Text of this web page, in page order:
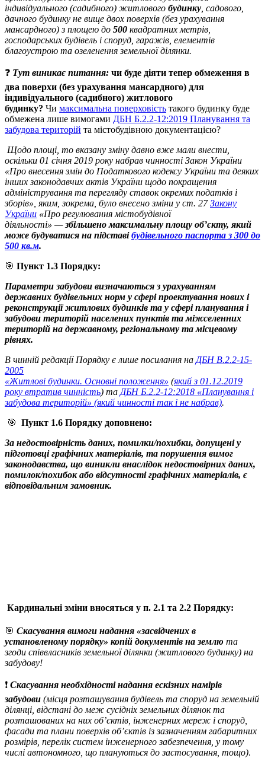
індивідуального (садибного) житлового будинку , садового,
дачного будинку не вище двох поверхів (без урахування
мансардного) з площею до 500 квадратних метрів,
господарських будівель і споруд, гаражів, елементів
благоустрою та озеленення земельної ділянки.
❓ Тут виникає питання: чи буде діяти тепер обмеження в
два поверхи (без урахування мансардного) для
індивідуального (садибного) житлового
будинку? Чи максимальна поверховість такого будинку буде
обмежена лише вимогами ДБН Б.2.2-12:2019 Планування та
забудова територій та містобудівною документацією?
Щодо площі, то вказану зміну давно вже мали внести,
оскільки 01 січня 2019 року набрав чинності Закон України
«Про внесення змін до Податкового кодексу України та деяких
інших законодавчих актів України щодо покращення
адміністрування та перегляду ставок окремих податків і
зборів», яким, зокрема, було внесено зміни у ст. 27Закону
України «Про регулювання містобудівної
діяльності» —збільшено максимальну площу об’єкту, який
може будуватися на підставібудівельного паспорта з 300 до
500 кв.м.
🎯 Пункт 1.3 Порядку:
Параметри забудови визначаються з урахуванням
державних будівельних норм у сфері проектування нових і
реконструкції житлових будинків та у сфері планування і
забудови територій населених пунктів та міжселенних
територій на державному, регіональному та місцевому
рівнях.
В чинній редакції Порядку є лише посилання на ДБН В.2.2-15-
2005
«Житлові будинки. Основні положення» (який з 01.12.2019
року втратив чинність) та ДБН Б.2.2-12:2018 «Планування і
забудова територій» (який чинності так і не набрав).
🎯 Пункт 1.6 Порядку доповнено:
За недостовірність даних, помилки/похибки, допущені у
підготовці графічних матеріалів, та порушення вимог
законодавства, що виникли внаслідок недостовірних даних,
помилок/похибок або відсутності графічних матеріалів, є
відповідальним замовник.
Кардинальні зміни вносяться у п. 2.1 та 2.2 Порядку:
🎯 Скасування вимоги надання «засвідчених в
установленому порядку» копій документів на землю та
згоди співвласників земельної ділянки (житлового будинку) на
забудову!
❗️ Скасування необхідності надання ескізних намірів
забудови (місця розташування будівель та споруд на земельній
ділянці, відстані до меж сусідніх земельних ділянок та
розташованих на них об’єктів, інженерних мереж і споруд,
фасади та плани поверхів об’єктів із зазначенням габаритних
розмірів, перелік систем інженерного забезпечення, у тому
числі автономного, що плануються до застосування, тощо).